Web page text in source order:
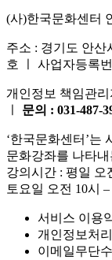
(사)한국문화센터
주소 : 경기도 안산
호 ㅣ 사업자등록
개인정보 책임관리
문의 : 031-487-
‘한국문화센터’는
문화강좌를 나타
강의시간 : 평일 오
토요일 오전 10시 –
서비스 이용
개인정보처
이메일무단